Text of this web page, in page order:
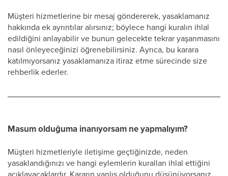
Müşteri hizmetlerine bir mesaj göndererek, yasaklamanız
hakkında ek ayrıntılar alırsınız; böylece hangi kuralın ihlal
edildiğini anlayabilir ve bunun gelecekte tekrar yaşanmasını
nasıl önleyeceğinizi öğrenebilirsiniz. Ayrıca, bu karara
katılmıyorsanız yasaklamanıza itiraz etme sürecinde size
rehberlik ederler.
Masum olduğuma inanıyorsam ne yapmalıyım?
Müşteri hizmetleriyle iletişime geçtiğinizde, neden
yasaklandığınızı ve hangi eylemlerin kuralları ihlal ettiğini